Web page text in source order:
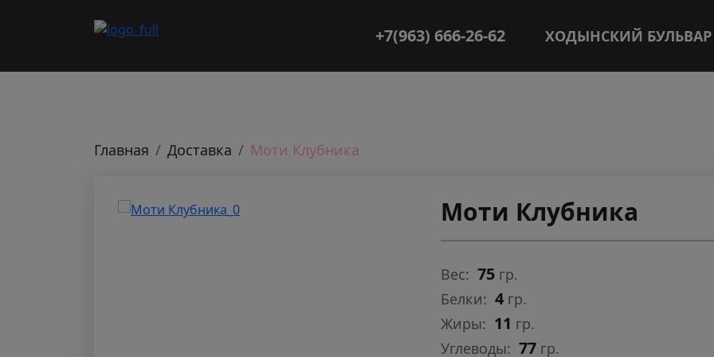
+7(963) 666-26-62 ХОДЫНСКИЙ БУЛЬВАР
Главная Доставка Моти Клубника
Моти Клубника
Вес: 75 гр.
Белки: 4 гр.
Жиры: 11 гр.
Углеводы: 77 гр.